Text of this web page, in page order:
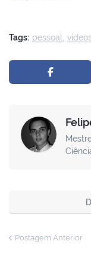
Tags: pessoal videos
Postagem Anterior